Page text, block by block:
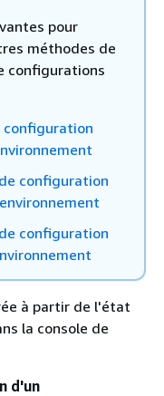
pour
méthodes de
configurations
configuration
configuration
à partir de l'état
la console de
d'un